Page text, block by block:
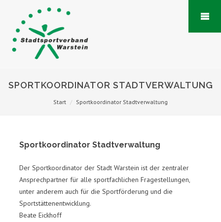
SPORTKOORDINATOR STADTVERWALTUNG
Start Sportkoordinator Stadtverwaltung
Sportkoordinator Stadtverwaltung
Der Sportkoordinator der Stadt Warstein ist der zentraler
Ansprechpartner für alle sportfachlichen Fragestellungen,
unter anderem auch für die Sportförderung und die
Sportstättenentwicklung.
Beate Eickhoff